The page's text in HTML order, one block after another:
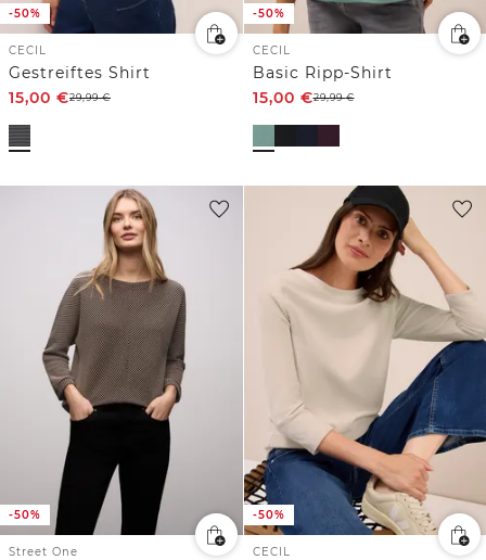
-50%
CECIL
Gestreiftes Shirt
15,00 €29,99€
-50%
CECIL
Basic Ripp-Shirt
15,00 €29,99€
-50%
Street One
-50%
CECIL